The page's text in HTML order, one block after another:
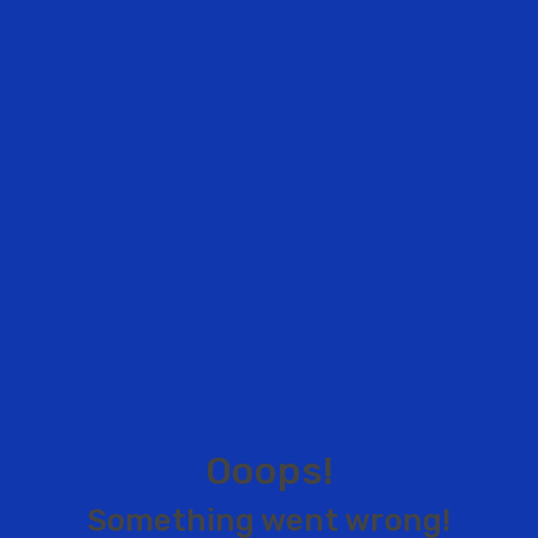
Ooops!
Something went wrong!